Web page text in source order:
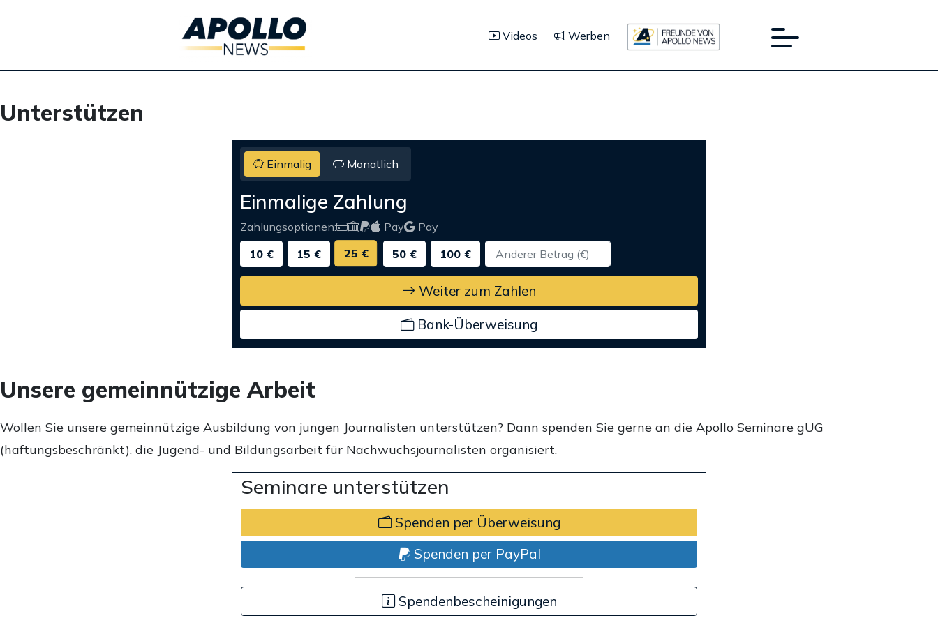
Videos Werben
Unterstützen
Einmalig Monatlich
Einmalige Zahlung
Zahlungsoptionen: Pay
Pay
10 €
15 € 25 € 50 € 100 €
Weiter zum Zahlen
Bank-Überweisung
Unsere gemeinnützige Arbeit
Wollen Sie unsere gemeinnützige Ausbildung von jungen Journalisten unterstützen? Dann spenden Sie gerne an die Apollo Seminare gUG
(haftungsbeschränkt), die Jugend- und Bildungsarbeit für Nachwuchsjournalisten organisiert.
Seminare unterstützen
Spenden per Überweisung
Spenden per PayPal
Spendenbescheinigungen